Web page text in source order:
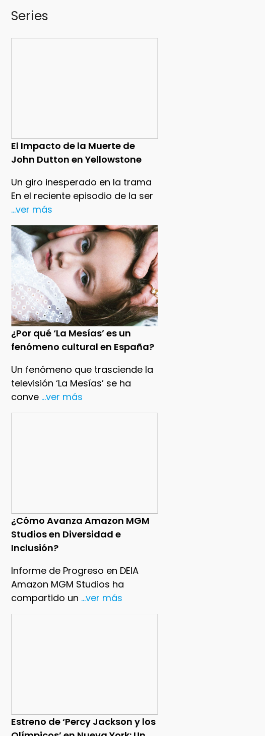
Series
El Impacto de la Muerte de
John Dutton en Yellowstone
Un giro inesperado en la trama
En el reciente episodio de la ser
...ver más
¿Por qué ‘La Mesías’ es un
fenómeno cultural en España?
Un fenómeno que trasciende la
televisión ‘La Mesías’ se ha
conve ...ver más
¿Cómo Avanza Amazon MGM
Studios en Diversidad e
Inclusión?
Informe de Progreso en DEIA
Amazon MGM Studios ha
compartido un ...ver más
Estreno de ‘Percy Jackson y los